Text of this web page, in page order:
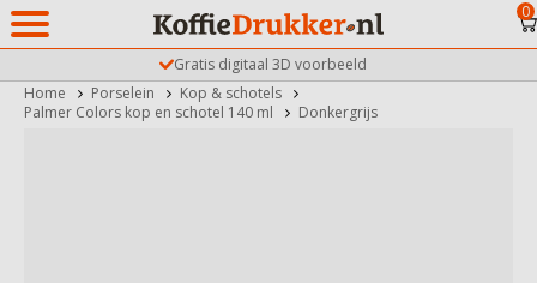
Gratis digitaal 3D voorbeeld
0
Home Porselein
Kop & schotels
Palmer Colors kop en schotel 140 ml
Donkergrijs